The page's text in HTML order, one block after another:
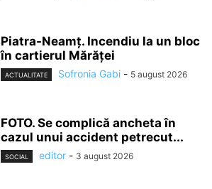
Piatra-Neamț. Incendiu la un bloc
în cartierul Mărăței
ACTUALITATE Sofronia Gabi - 5 august 2026
FOTO. Se complică ancheta în
cazul unui accident petrecut...
SOCIAL editor - 3 august 2026